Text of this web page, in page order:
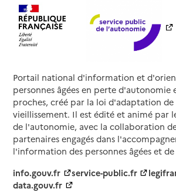
Portail national d'information et
personnes âgées en perte d'autonomie
proches, créé par la loi d'adaptation de
vieillissement. Il est édité et animé par
de l'autonomie, avec la collaboration
partenaires engagés dans
l'information des personnes âgées et
info.gouv.fr
service-public.fr
data.gouv.fr